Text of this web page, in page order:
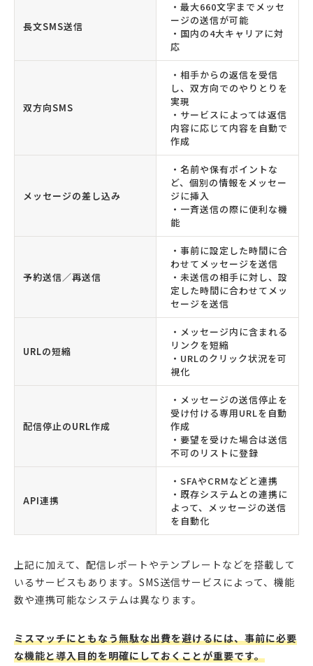
長文SMS送信
・最大660文字までメッセ
ージの送信が可能
・国内の4大キャリアに対
応
双方向SMS
・相手からの返信を受信
し、双方向でのやりとりを
実現
・サービスによっては返信
内容に応じて内容を自動で
作成
メッセージの差し込み
・名前や保有ポイントな
ど、個別の情報をメッセー
ジに挿入
・一斉送信の際に便利な機
能
予約送信／再送信
・事前に設定した時間に合
わせてメッセージを送信
・未送信の相手に対し、設
定した時間に合わせてメッ
セージを送信
URLの短縮
・メッセージ内に含まれる
リンクを短縮
・URLのクリック状況を可
視化
配信停止のURL作成
・メッセージの送信停止を
受け付ける専用URLを自動
作成
・要望を受けた場合は送信
不可のリストに登録
API連携
・SFAやCRMなどと連携
・既存システムとの連携に
よって、メッセージの送信
を自動化
上記に加えて、配信レポートやテンプレートなどを搭載して
いるサービスもあります。SMS送信サービスによって、機能
数や連携可能なシステムは異なります。
ミスマッチにともなう無駄な出費を避けるには、事前に必要
な機能と導入目的を明確にしておくことが重要です。